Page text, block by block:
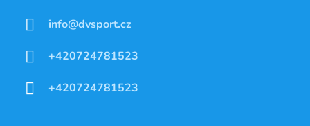
info@dvsport.cz
+420724781523
+420724781523